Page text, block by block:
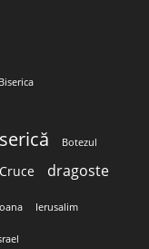
Biserica
Botezul
Cruce dragoste
Ierusalim